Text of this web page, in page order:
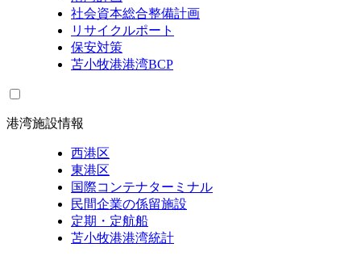
社会資本総合整備計画
リサイクルポート
保安対策
苫小牧港港湾BCP
港湾施設情報
西港区
東港区
国際コンテナターミナル
民間企業の係留施設
定期・定航船
苫小牧港港湾統計